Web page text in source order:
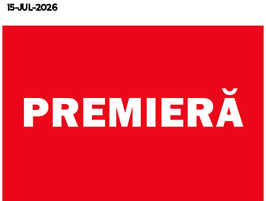
15-JUL-2026